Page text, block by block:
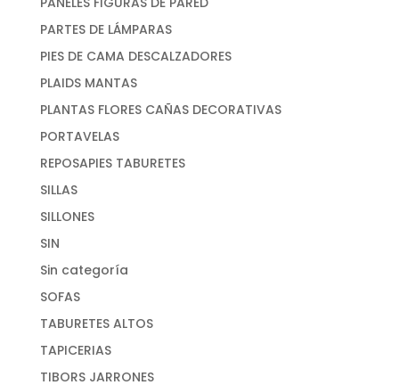
PARTES DE LÁMPARAS
PIES DE CAMA DESCALZADORES
PLAIDS MANTAS
PLANTAS FLORES CAÑAS DECORATIVAS
PORTAVELAS
REPOSAPIES TABURETES
SILLAS
SILLONES
SIN
Sin categoría
SOFAS
TABURETES ALTOS
TAPICERIAS
TIBORS JARRONES